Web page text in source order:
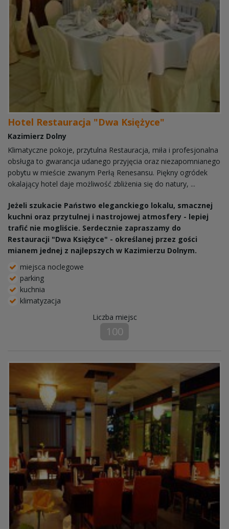
Hotel Restauracja "Dwa Księżyce"
Kazimierz Dolny
Klimatyczne pokoje, przytulna Restauracja, miła i profesjonalna
obsługa to gwarancja udanego przyjęcia oraz niezapomnianego
pobytu w mieście zwanym Perłą Renesansu. Piękny ogródek
okalający hotel daje możliwość zbliżenia się do natury, ...
Jeżeli szukacie Państwo eleganckiego lokalu, smacznej
kuchni oraz przytulnej i nastrojowej atmosfery - lepiej
trafić nie mogliście. Serdecznie zapraszamy do
Restauracji "Dwa Księżyce" - określanej przez gości
mianem jednej z najlepszych w Kazimierzu Dolnym.
miejsca noclegowe
parking
kuchnia
klimatyzacja
Liczba miejsc
100